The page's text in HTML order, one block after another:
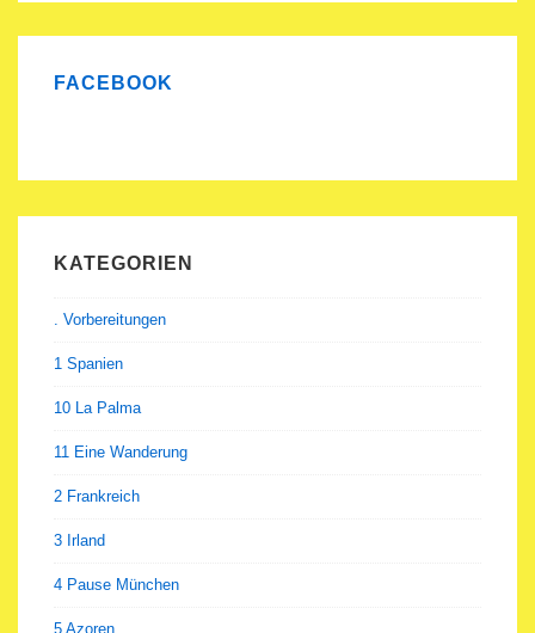
FACEBOOK
KATEGORIEN
. Vorbereitungen
1 Spanien
10 La Palma
11 Eine Wanderung
2 Frankreich
3 Irland
4 Pause München
5 Azoren